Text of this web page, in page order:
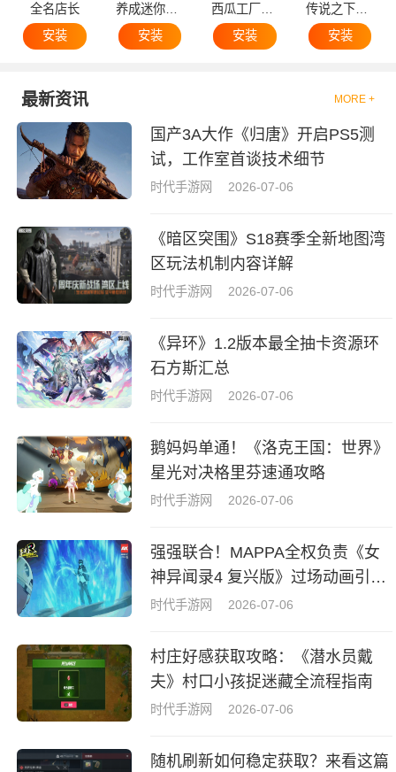
全名店长
安装
安装
西瓜工厂大亨
安装
安装
最新资讯 MORE +
国产3A大作《归唐》开启PS5测
试，工作室首谈技术细节
时代手游网 2026-07-06
《暗区突围》S18赛季全新地图湾
区玩法机制内容详解
时代手游网 2026-07-06
《异环》1.2版本最全抽卡资源环
石方斯汇总
时代手游网 2026-07-06
鹅妈妈单通！《洛克王国：世界》
星光对决格里芬速通攻略
时代手游网 2026-07-06
强强联合！MAPPA全权负责《女
神异闻录4 复兴版》过场动画引热
议
时代手游网 2026-07-06
村庄好感获取攻略：《潜水员戴
夫》村口小孩捉迷藏全流程指南
时代手游网 2026-07-06
随机刷新如何稳定获取？来看这篇